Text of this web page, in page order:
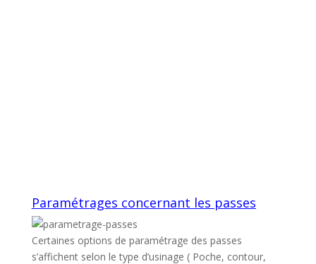
Paramétrages concernant les passes
Certaines options de paramétrage des passes
s’affichent selon le type d’usinage ( Poche, contour,